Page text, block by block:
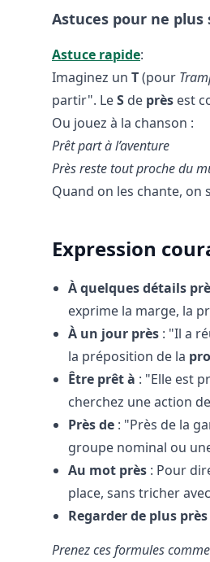
Astuces pour ne
Astuce rapide:
Imaginez un T(pour
partir". LeS de près est
Ou jouez à la chanson :
Prêt part à l’aventure
Près reste tout proche du
Quand on les chante, on
Expression
À quelques détails
exprime la marge, la
À un jour près : "Il a
la préposition de la
Être prêt à : "Elle est
cherchez une action
Près de : "Près de la
groupe nominal ou
Au mot près : Pour
place, sans tricher
Regarder de plus près
Prenez ces formules